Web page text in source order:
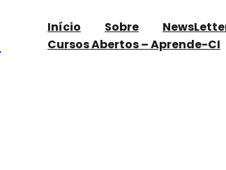
Início Sobre
Cursos Abertos – Aprende-CI